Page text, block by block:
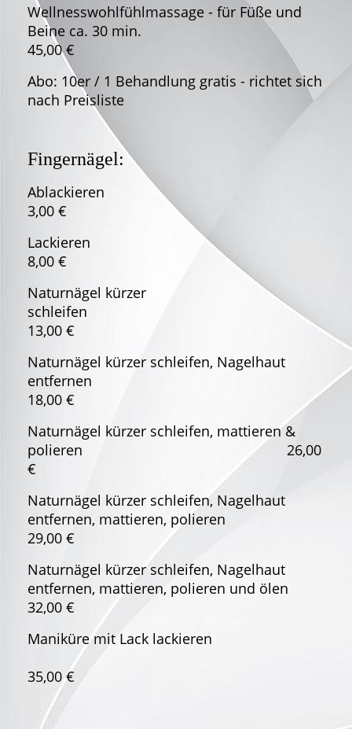
Wellnesswohlfühlmassage - für Füße und
Beine ca. 30 min.
45,00 €
Abo: 10er / 1 Behandlung gratis - richtet sich
nach Preisliste
Fingernägel:
3,00 €
8,00 €
Naturnägel kürzer
13,00 €
Naturnägel kürzer schleifen, Nagelhaut
entfernen
18,00 €
Naturnägel kürzer schleifen, mattieren &
polieren 26,00
€
Naturnägel kürzer schleifen, Nagelhaut
entfernen, mattieren, polieren
29,00 €
Naturnägel kürzer schleifen, Nagelhaut
entfernen, mattieren, polieren und ölen
32,00 €
Maniküre mit Lack lackieren
35,00 €